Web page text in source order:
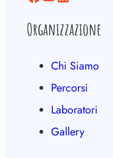
Organizzazione
Chi Siamo
Percorsi
Laboratori
Gallery